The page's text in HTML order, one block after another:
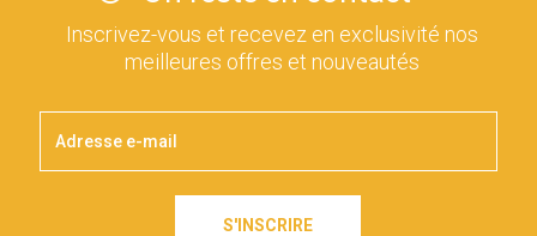
Inscrivez-vous et recevez en exclusivité nos
meilleures offres et nouveautés
S'INSCRIRE